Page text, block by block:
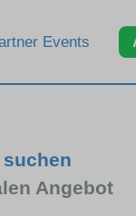
Events
Angebot